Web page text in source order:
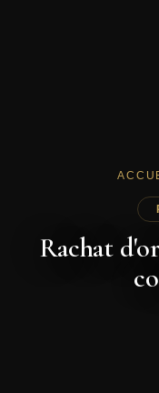
Rachat